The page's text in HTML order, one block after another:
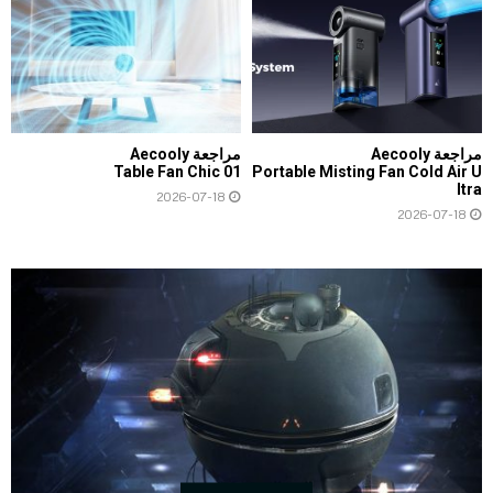
مراجعة Aecooly
Portable Misting Fan Cold Air U
ltra
2026-07-18
مراجعة Aecooly
Table Fan Chic 01
2026-07-18